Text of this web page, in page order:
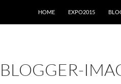
HOME
EXPO2015
BLOGGER-